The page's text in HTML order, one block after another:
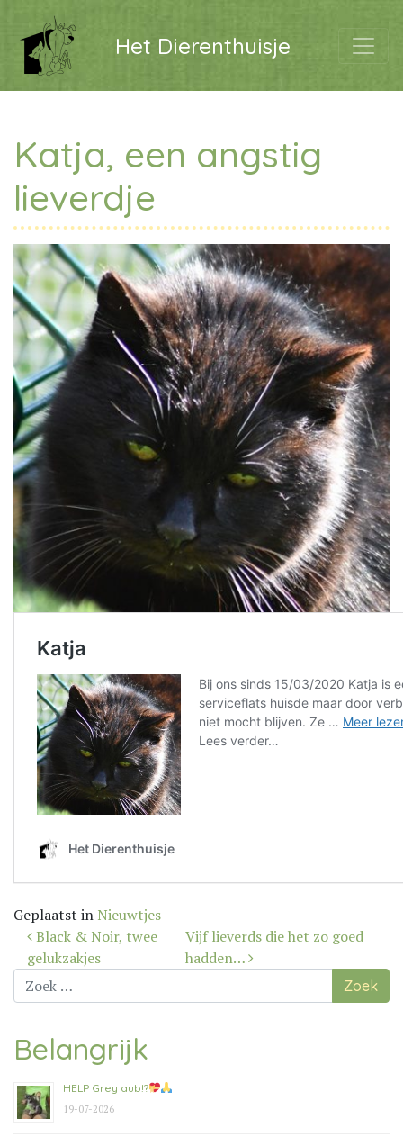
Het Dierenthuisje
Katja, een angstig
lieverdje
Geplaatst in Nieuwtjes
Bericht
navigatie
Black & Noir, twee
gelukzakjes
Vijf lieverds die het zo goed
hadden…
Zoek
naar:
Belangrijk
HELP Grey aub!?
19-07-2026